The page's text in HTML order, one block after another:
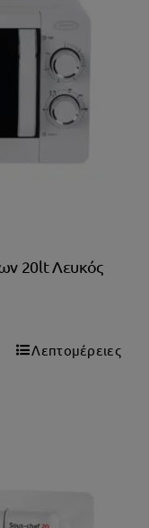
20lt Λευκός
Λεπτομέρειες